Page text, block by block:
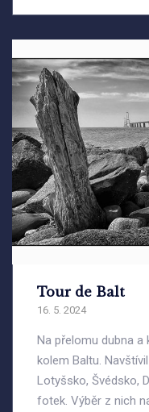
Tour de Balt
16. 5. 2024
Na přelomu dubna a
kolem Baltu.
Lotyšsko, Švédsko,
fotek. Výběr z nich